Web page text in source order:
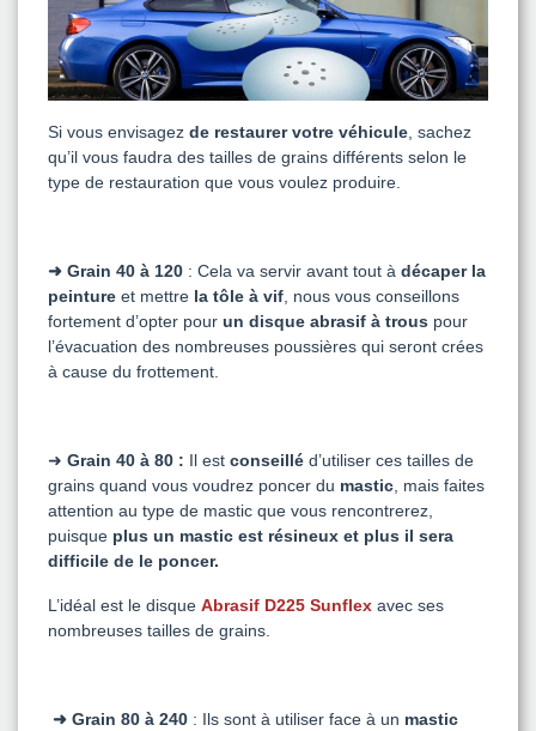
Si vous envisagez de restaurer votre véhicule , sachez
qu’il vous faudra des tailles de grains différents selon le
type de restauration que vous voulez produire.
➜ Grain 40 à 120 : Cela va servir avant tout à décaper la
peinture et mettre la tôle à vif , nous vous conseillons
fortement d’opter pour un disque abrasif à trous pour
l’évacuation des nombreuses poussières qui seront crées
à cause du frottement.
➜ Grain 40 à 80 : Il est conseillé d’utiliser ces tailles de
grains quand vous voudrez poncer du mastic , mais faites
attention au type de mastic que vous rencontrerez,
puisque plus un mastic est résineux et plus il sera
difficile de le poncer.
L’idéal est le disque Abrasif D225 Sunflex avec ses
nombreuses tailles de grains.
➜ Grain 80 à 240 : Ils sont à utiliser face à un mastic